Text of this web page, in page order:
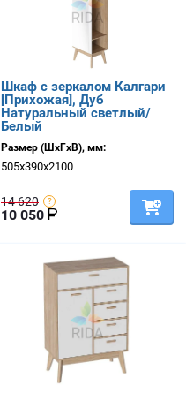
Шкаф с зеркалом Калгари
[Прихожая], Дуб
Натуральный светлый/
Белый
Размер (ШхГхВ), мм:
505х390х2100
14 620
10 050